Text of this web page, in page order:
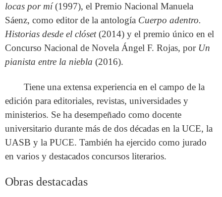
locas por mí(1997), el Premio Nacional Manuela
Sáenz, como editor de la antología Cuerpo adentro.
Historias desde el clóset(2014) y el premio único en el
Concurso Nacional de Novela Ángel F. Rojas, por Un
pianista entre la niebla (2016).
Tiene una extensa experiencia en el campo de la
edición para editoriales, revistas, universidades y
ministerios. Se ha desempeñado como docente
universitario durante más de dos décadas en la UCE, la
UASB y la PUCE. También ha ejercido como jurado
en varios y destacados concursos literarios.
Obras destacadas